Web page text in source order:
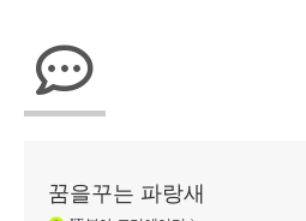
꿈을꾸는 파랑새